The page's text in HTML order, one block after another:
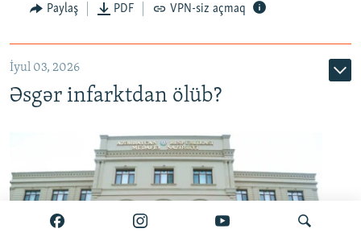
Auto 240p 360p 480p
720p 1080p
Paylaş PDF VPN-siz açmaq
İyul 03, 2026
Əsgər infarktdan ölüb?